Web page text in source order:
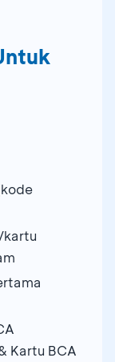
kartu
Kartu BCA